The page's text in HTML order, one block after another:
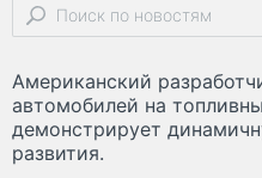
Американский
автомобилей на
демонстрирует
развития.